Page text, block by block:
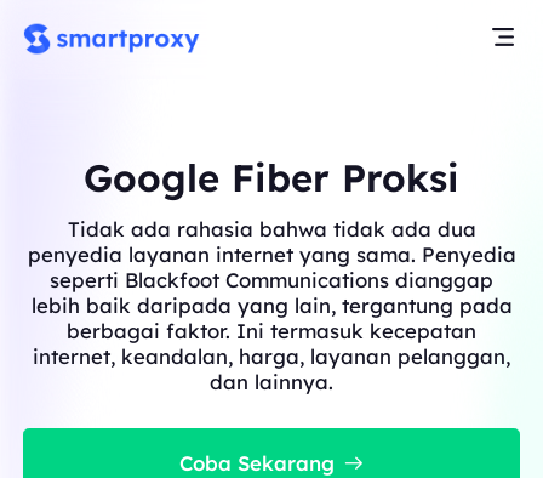
Google Fiber Proksi
Tidak ada rahasia bahwa tidak ada dua
penyedia layanan internet yang sama. Penyedia
seperti Blackfoot Communications dianggap
lebih baik daripada yang lain, tergantung pada
berbagai faktor. Ini termasuk kecepatan
internet, keandalan, harga, layanan pelanggan,
dan lainnya.
Coba Sekarang